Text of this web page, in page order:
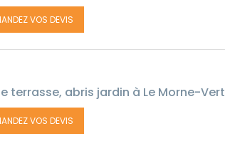
VOS DEVIS
terrasse, abris jardin à Le Morne-Vert
VOS DEVIS